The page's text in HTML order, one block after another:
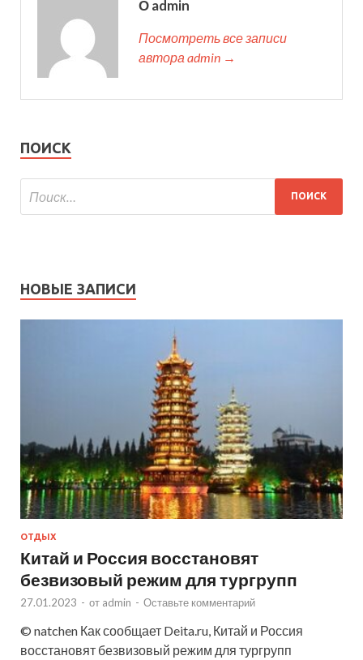
О admin
Посмотреть все записи
автора admin →
ПОИСК
НОВЫЕ ЗАПИСИ
ОТДЫХ
Китай и Россия восстановят
безвизовый режим для тургрупп
27.01.2023 - от admin - Оставьте комментарий
© natchen Как сообщает Deita.ru, Китай и Россия
восстановят безвизовый режим для тургрупп